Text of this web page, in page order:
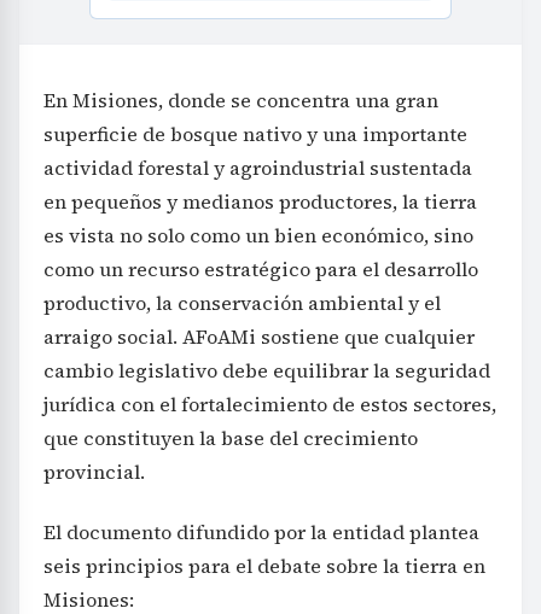
En Misiones, donde se concentra una gran
superficie de bosque nativo y una importante
actividad forestal y agroindustrial sustentada
en pequeños y medianos productores, la tierra
es vista no solo como un bien económico, sino
como un recurso estratégico para el desarrollo
productivo, la conservación ambiental y el
arraigo social. AFoAMi sostiene que cualquier
cambio legislativo debe equilibrar la seguridad
jurídica con el fortalecimiento de estos sectores,
que constituyen la base del crecimiento
provincial.
El documento difundido por la entidad plantea
seis principios para el debate sobre la tierra en
Misiones: